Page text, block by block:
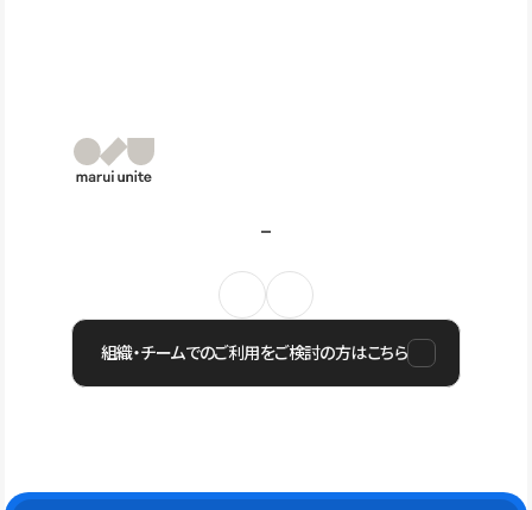
組織・チームでのご利用をご検討の方はこちら